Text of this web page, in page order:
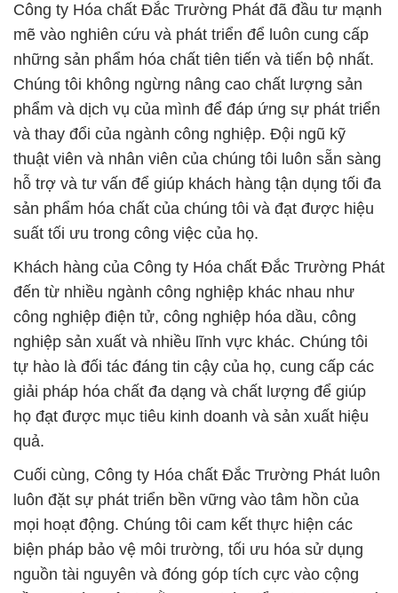
Công ty Hóa chất Đắc Trường Phát đã đầu tư mạnh
mẽ vào nghiên cứu và phát triển để luôn cung cấp
những sản phẩm hóa chất tiên tiến và tiến bộ nhất.
Chúng tôi không ngừng nâng cao chất lượng sản
phẩm và dịch vụ của mình để đáp ứng sự phát triển
và thay đổi của ngành công nghiệp. Đội ngũ kỹ
thuật viên và nhân viên của chúng tôi luôn sẵn sàng
hỗ trợ và tư vấn để giúp khách hàng tận dụng tối đa
sản phẩm hóa chất của chúng tôi và đạt được hiệu
suất tối ưu trong công việc của họ.
Khách hàng của Công ty Hóa chất Đắc Trường Phát
đến từ nhiều ngành công nghiệp khác nhau như
công nghiệp điện tử, công nghiệp hóa dầu, công
nghiệp sản xuất và nhiều lĩnh vực khác. Chúng tôi
tự hào là đối tác đáng tin cậy của họ, cung cấp các
giải pháp hóa chất đa dạng và chất lượng để giúp
họ đạt được mục tiêu kinh doanh và sản xuất hiệu
quả.
Cuối cùng, Công ty Hóa chất Đắc Trường Phát luôn
luôn đặt sự phát triển bền vững vào tâm hồn của
mọi hoạt động. Chúng tôi cam kết thực hiện các
biện pháp bảo vệ môi trường, tối ưu hóa sử dụng
nguồn tài nguyên và đóng góp tích cực vào cộng